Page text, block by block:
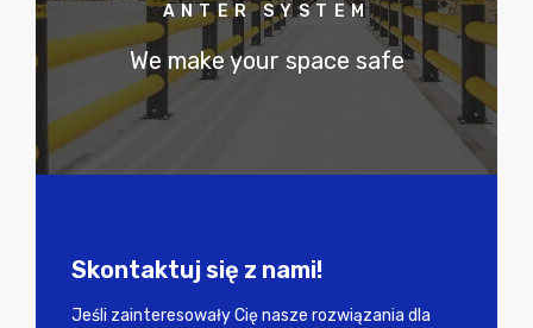
ANTER SYSTEM
We make your space safe
Skontaktuj się z nami!
Jeśli zainteresowały Cię nasze rozwiązania dla